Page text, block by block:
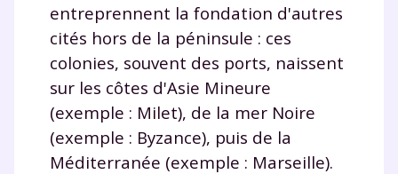
entreprennent la fondation d'autres
cités hors de la péninsule : ces
colonies, souvent des ports, naissent
sur les côtes d'Asie Mineure
(exemple : Milet), de la mer Noire
(exemple : Byzance), puis de la
Méditerranée (exemple : Marseille).